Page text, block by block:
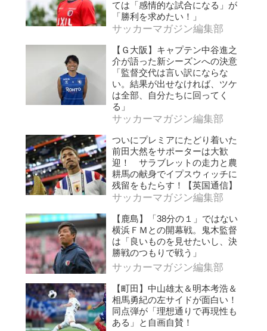
ては「感情的な試合になる」が
「勝利を求めたい！」
サッカーマガジン編集部
【Ｇ大阪】キャプテン中谷進之
介が語った新シーズンへの決意
「監督交代は言い訳にならな
い。結果が出せなければ、ツケ
は全部、自分たちに回ってく
る」
サッカーマガジン編集部
ついにプレミアにたどり着いた
前田大然をサポーターは大歓
迎！ サラブレットの走力と農
耕馬の献身でイプスウィッチに
残留をもたらす！【英国通信】
サッカーマガジン編集部
【鹿島】「38分の１」ではない
横浜ＦＭとの開幕戦。鬼木監督
は「良いものを見せたいし、決
勝戦のつもりで戦う」
サッカーマガジン編集部
【町田】中山雄太＆明本考浩＆
相馬勇紀の左サイドが面白い！
同点弾が「理想通りで再現性も
ある」と自画自賛！